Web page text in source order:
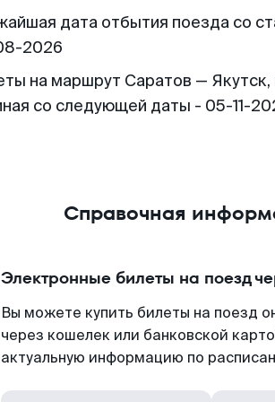
дата отбытия поезда со
2026
на маршрут Саратов —
со следующей даты - 05-11-
Справочная
Электронные билеты на поезд
Вы можете купить билеты на поезд
через кошелек или банковской
актуальную информацию по